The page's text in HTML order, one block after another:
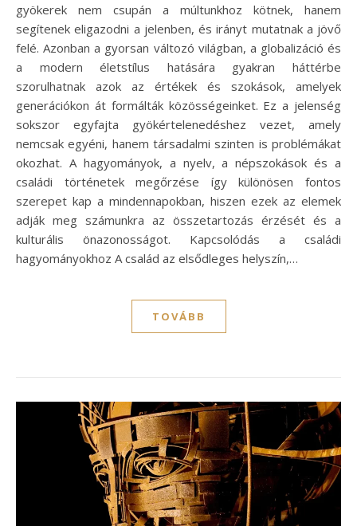
gyökerek nem csupán a múltunkhoz kötnek, hanem
segítenek eligazodni a jelenben, és irányt mutatnak a jövő
felé. Azonban a gyorsan változó világban, a globalizáció és
a modern életstílus hatására gyakran háttérbe
szorulhatnak azok az értékek és szokások, amelyek
generációkon át formálták közösségeinket. Ez a jelenség
sokszor egyfajta gyökértelenedéshez vezet, amely
nemcsak egyéni, hanem társadalmi szinten is problémákat
okozhat. A hagyományok, a nyelv, a népszokások és a
családi történetek megőrzése így különösen fontos
szerepet kap a mindennapokban, hiszen ezek az elemek
adják meg számunkra az összetartozás érzését és a
kulturális önazonosságot. Kapcsolódás a családi
hagyományokhoz A család az elsődleges helyszín,…
TOVÁBB